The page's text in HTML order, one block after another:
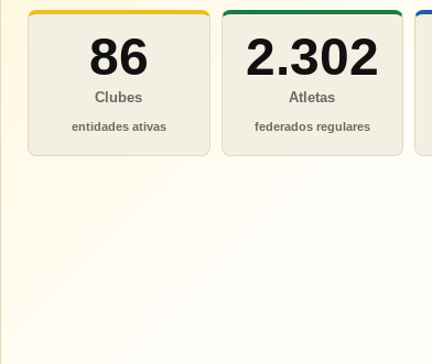
86
Clubes
entidades ativas
2.302
Atletas
federados regulares